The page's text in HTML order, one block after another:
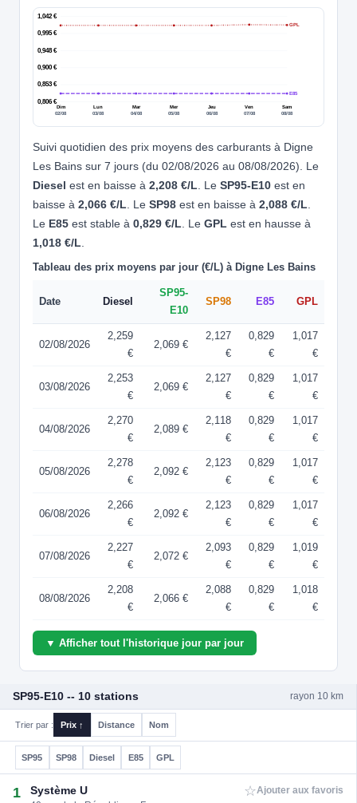
0,806 €
0,853 €
0,900 €
0,948 €
0,995 €
1,042 €
Dim
02/08
Lun
03/08
Mar
04/08
Mer
05/08
Jeu
06/08
Ven
07/08
Sam
08/08
E85
GPL
Suivi quotidien des prix moyens des carburants à Digne
Les Bains sur 7 jours (du 02/08/2026 au 08/08/2026). Le
Diesel est en baisse à 2,208 €/L. Le SP95-E10 est en
baisse à 2,066 €/L. Le SP98 est en baisse à 2,088 €/L.
Le E85 est stable à 0,829 €/L. Le GPL est en hausse à
1,018 €/L.
Tableau des prix moyens par jour (€/L) à Digne Les Bains
Date Diesel
SP95-
E10
SP98 E85 GPL
02/08/2026
2,259
€
2,069 €
2,127
€
0,829
€
1,017
€
03/08/2026
2,253
€
2,069 €
2,127
€
0,829
€
1,017
€
04/08/2026
2,270
€
2,089 €
2,118
€
0,829
€
1,017
€
05/08/2026
2,278
€
2,092 €
2,123
€
0,829
€
1,017
€
06/08/2026
2,266
€
2,092 €
2,123
€
0,829
€
1,017
€
07/08/2026
2,227
€
2,072 €
2,093
€
0,829
€
1,019
€
08/08/2026
2,208
€
2,066 €
2,088
€
0,829
€
1,018
€
▼ Afficher tout l'historique jour par jour
SP95-E10 -- 10 stations rayon 10 km
Trier par : Prix ↑ Distance Nom
SP95 SP98 Diesel E85 GPL
1 Système U ☆Ajouter aux favoris